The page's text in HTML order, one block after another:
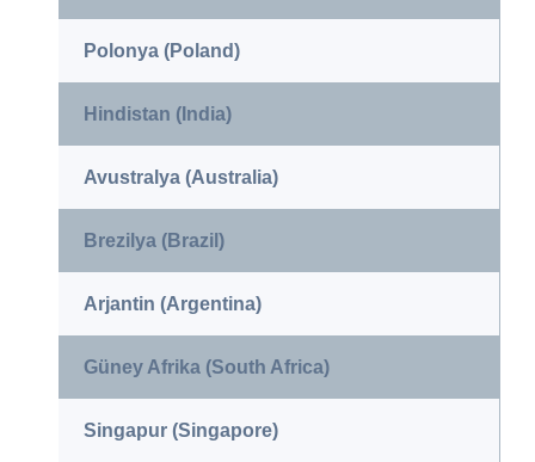
Polonya (Poland)
Hindistan (India)
Avustralya (Australia)
Brezilya (Brazil)
Arjantin (Argentina)
Güney Afrika (South Africa)
Singapur (Singapore)